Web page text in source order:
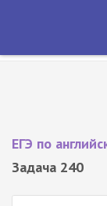
ЕГЭ по
Задача 240